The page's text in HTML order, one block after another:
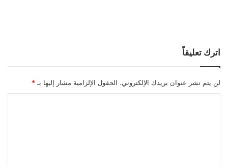
اترك تعليقاً
لن يتم نشر عنوان بريدك الإلكتروني. الحقول الإلزامية مشار إليها بـ *